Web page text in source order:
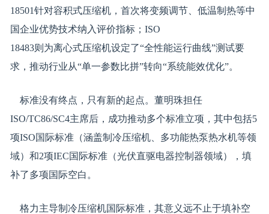
18501针对容积式压缩机，首次将变频调节、低温制热等中
国企业优势技术纳入评价指标；ISO
18483则为离心式压缩机设定了“全性能运行曲线”测试要
求，推动行业从“单一参数比拼”转向“系统能效优化”。
标准没有终点，只有新的起点。董明珠担任
ISO/TC86/SC4主席后，成功推动多个标准立项，其中包括5
项ISO国际标准（涵盖制冷压缩机、多功能热泵热水机等领
域）和2项IEC国际标准（光伏直驱电器控制器领域），填
补了多项国际空白。
格力主导制冷压缩机国际标准，其意义远不止于填补空